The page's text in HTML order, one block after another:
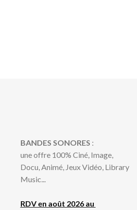
BANDES SONORES :
une offre 100% Ciné, Image,
Docu, Animé, Jeux Vidéo, Library
Music...
RDV en août 2026 au